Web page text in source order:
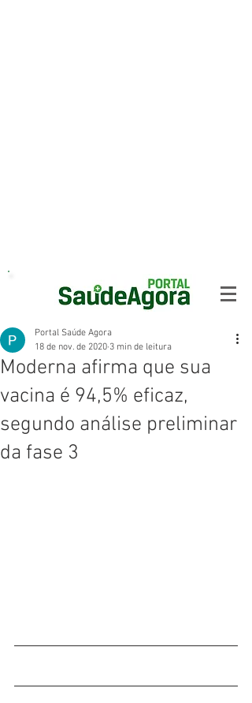
Moderna afirma que sua
vacina é 94,5% eficaz,
segundo análise preliminar
da fase 3
Portal Saúde Agora
18 de nov. de 2020 3 min de leitura